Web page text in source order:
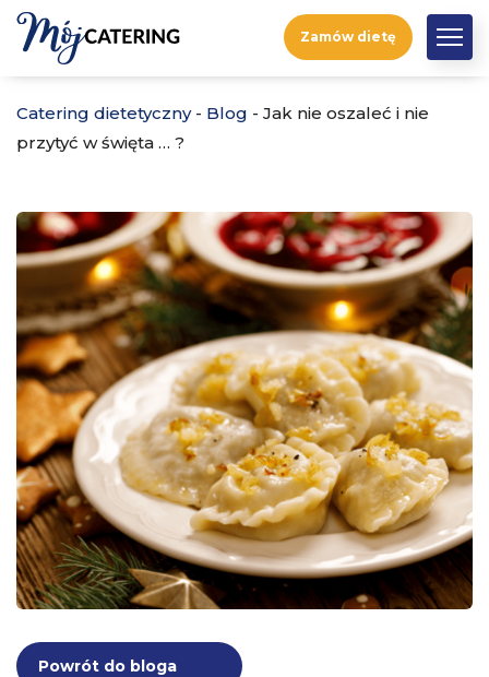
Zamów dietę
Catering dietetyczny- Blog - Jak nie oszaleć i nie
przytyć w święta … ?
Powrót do bloga